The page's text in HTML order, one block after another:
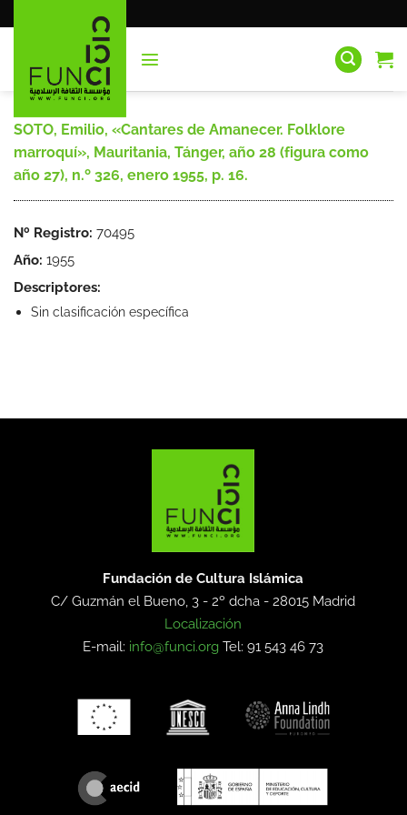
al
SOTO, Emilio, «Cantares de Amanecer. Folklore
marroquí», Mauritania, Tánger, año 28 (figura como
año 27), n.º 326, enero 1955, p. 16.
Nº Registro: 70495
Año: 1955
Descriptores:
Sin clasificación específica
Fundación de Cultura Islámica
C/ Guzmán el Bueno, 3 - 2º dcha -28015 Madrid
Localización
E-mail: info@funci.org Tel: 91 543 46 73